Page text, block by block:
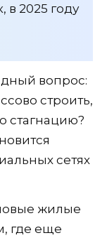
в 2025 году
вопрос:
строить,
стагнацию?
сетях
жилые
где еще